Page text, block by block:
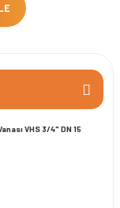
VHS 3/4" DN 15